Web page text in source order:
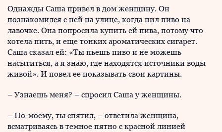
Однажды Саша привел в дом женщину. Он
познакомился с ней на улице, когда пил пиво на
лавочке. Она попросила купить ей пива, потому что
хотела пить, и еще тонких ароматических сигарет.
Саша сказал ей: «Ты пьешь пиво и не можешь
насытиться, а я знаю, где находятся источники воды
живой». И повел ее показывать свои картины.
– Узнаешь меня? – спросил Саша у женщины.
– По-моему, ты спятил, – ответила женщина,
всматриваясь в темное пятно с красной линией